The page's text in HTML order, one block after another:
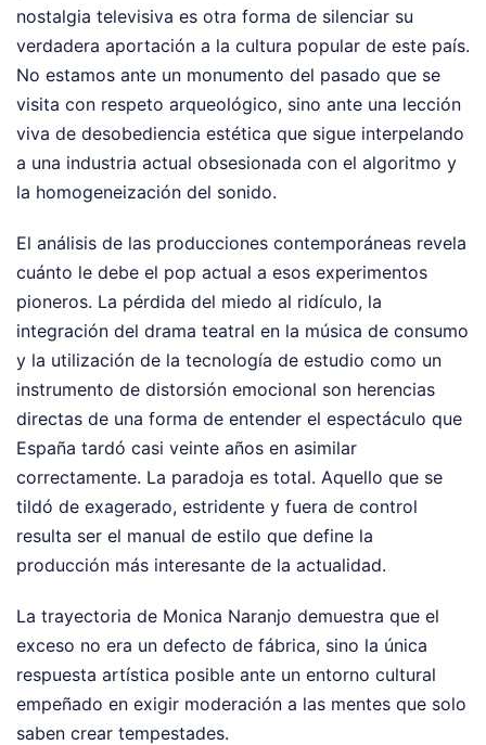
nostalgia televisiva es otra forma de silenciar su
verdadera aportación a la cultura popular de este país.
No estamos ante un monumento del pasado que se
visita con respeto arqueológico, sino ante una lección
viva de desobediencia estética que sigue interpelando
a una industria actual obsesionada con el algoritmo y
la homogeneización del sonido.
El análisis de las producciones contemporáneas revela
cuánto le debe el pop actual a esos experimentos
pioneros. La pérdida del miedo al ridículo, la
integración del drama teatral en la música de consumo
y la utilización de la tecnología de estudio como un
instrumento de distorsión emocional son herencias
directas de una forma de entender el espectáculo que
España tardó casi veinte años en asimilar
correctamente. La paradoja es total. Aquello que se
tildó de exagerado, estridente y fuera de control
resulta ser el manual de estilo que define la
producción más interesante de la actualidad.
La trayectoria de Monica Naranjo demuestra que el
exceso no era un defecto de fábrica, sino la única
respuesta artística posible ante un entorno cultural
empeñado en exigir moderación a las mentes que solo
saben crear tempestades.